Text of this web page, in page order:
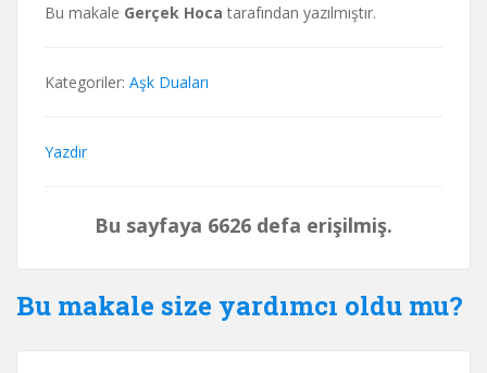
Bu makale Gerçek Hoca tarafından yazılmıştır.
Kategoriler: Aşk Duaları
Yazdır
Bu sayfaya 6626 defa erişilmiş.
Bu makale size yardımcı oldu mu?